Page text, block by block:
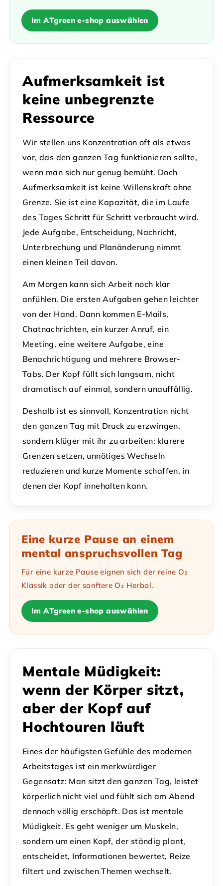
Im ATgreen e-shop auswählen
Aufmerksamkeit ist
keine unbegrenzte
Ressource
Wir stellen uns Konzentration oft als etwas
vor, das den ganzen Tag funktionieren sollte,
wenn man sich nur genug bemüht. Doch
Aufmerksamkeit ist keine Willenskraft ohne
Grenze. Sie ist eine Kapazität, die im Laufe
des Tages Schritt für Schritt verbraucht wird.
Jede Aufgabe, Entscheidung, Nachricht,
Unterbrechung und Planänderung nimmt
einen kleinen Teil davon.
Am Morgen kann sich Arbeit noch klar
anfühlen. Die ersten Aufgaben gehen leichter
von der Hand. Dann kommen E-Mails,
Chatnachrichten, ein kurzer Anruf, ein
Meeting, eine weitere Aufgabe, eine
Benachrichtigung und mehrere Browser-
Tabs. Der Kopf füllt sich langsam, nicht
dramatisch auf einmal, sondern unauffällig.
Deshalb ist es sinnvoll, Konzentration nicht
den ganzen Tag mit Druck zu erzwingen,
sondern klüger mit ihr zu arbeiten: klarere
Grenzen setzen, unnötiges Wechseln
reduzieren und kurze Momente schaffen, in
denen der Kopf innehalten kann.
Eine kurze Pause an einem
mental anspruchsvollen Tag
Für eine kurze Pause eignen sich der reine O₂
Klassik oder der sanftere O₂ Herbal.
Im ATgreen e-shop auswählen
Mentale Müdigkeit:
wenn der Körper sitzt,
aber der Kopf auf
Hochtouren läuft
Eines der häufigsten Gefühle des modernen
Arbeitstages ist ein merkwürdiger
Gegensatz: Man sitzt den ganzen Tag, leistet
körperlich nicht viel und fühlt sich am Abend
dennoch völlig erschöpft. Das ist mentale
Müdigkeit. Es geht weniger um Muskeln,
sondern um einen Kopf, der ständig plant,
entscheidet, Informationen bewertet, Reize
filtert und zwischen Themen wechselt.